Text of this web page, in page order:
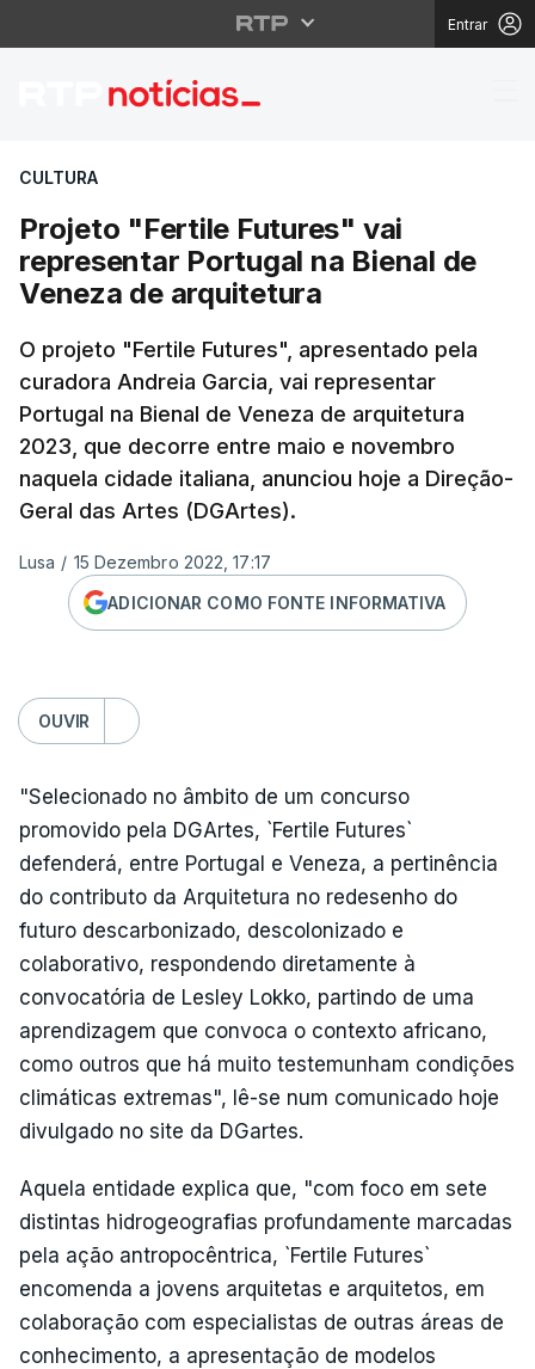
Entrar
Projeto "Fertile
CULTURA
Projeto "Fertile Futures" vai
representar Portugal na Bienal de
Veneza de arquitetura
O projeto "Fertile Futures", apresentado pela
curadora Andreia Garcia, vai representar
Portugal na Bienal de Veneza de arquitetura
2023, que decorre entre maio e novembro
naquela cidade italiana, anunciou hoje a Direção-
Geral das Artes (DGArtes).
Lusa / 15 Dezembro 2022, 17:17
ADICIONAR COMO FONTE INFORMATIVA
OUVIR
"Selecionado no âmbito de um concurso
promovido pela DGArtes, `Fertile Futures`
defenderá, entre Portugal e Veneza, a pertinência
do contributo da Arquitetura no redesenho do
futuro descarbonizado, descolonizado e
colaborativo, respondendo diretamente à
convocatória de Lesley Lokko, partindo de uma
aprendizagem que convoca o contexto africano,
como outros que há muito testemunham condições
climáticas extremas", lê-se num comunicado hoje
divulgado no site da DGartes.
Aquela entidade explica que, "com foco em sete
distintas hidrogeografias profundamente marcadas
pela ação antropocêntrica, `Fertile Futures`
encomenda a jovens arquitetas e arquitetos, em
colaboração com especialistas de outras áreas de
conhecimento, a apresentação de modelos